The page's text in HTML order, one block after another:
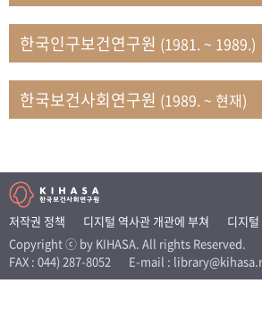
VR 역사관
문현상
가족복지연구실 인구가족연구팀
박인화
보건정책연구실
박재빈
연구부 인구역학담당실
변종화
보건정책연구실 건강증진팀
송건용
보건정책연구실
송태민
정보통계연구실 빅데이터연구센터
신희설
사업개발부 국제협력연구실
이규식
의료보험연구실
이문기
훈련부
한국인구보건연구원 (1981. ~ 1989.)
한국보건사회연구원 (1989. ~ 현재)
저작권 정책 디지털 역사관 개관에 부쳐
디지
Copyright ⓒ by KIHASA. All rights Reserved.
FAX : 044) 287-8052
E-mail :